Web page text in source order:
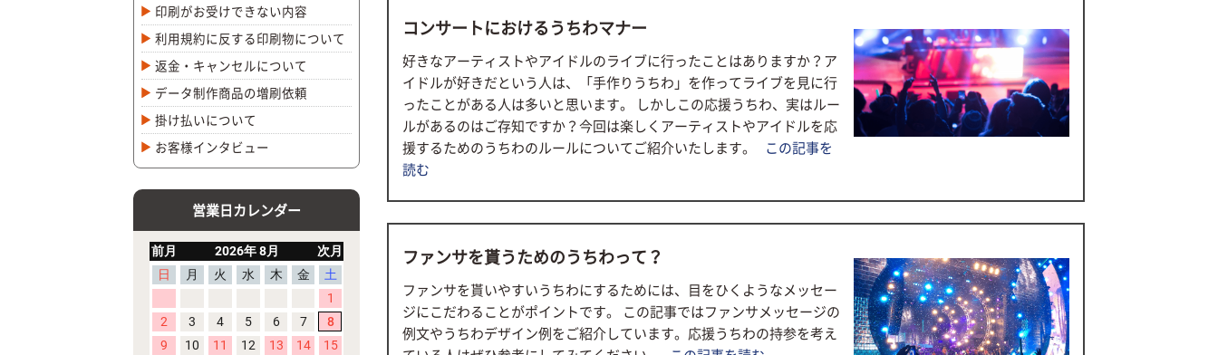
印刷がお受けできない内容
利用規約に反する印刷物について
返金・キャンセルについて
データ制作商品の増刷依頼
掛け払いについて
お客様インタビュー
営業日カレンダー
コンサートにおけるうちわマナー
好きなアーティストやアイドルのライブに行ったことはありますか？ア
イドルが好きだという人は、「手作りうちわ」を作ってライブを見に行
ったことがある人は多いと思います。 しかしこの応援うちわ、実はルー
ルがあるのはご存知ですか？今回は楽しくアーティストやアイドルを応
援するためのうちわのルールについてご紹介いたします。
この記事を
読む
ファンサを貰うためのうちわって？
ファンサを貰いやすいうちわにするためには、目をひくようなメッセー
ジにこだわることがポイントです。 この記事ではファンサメッセージの
例文やうちわデザイン例をご紹介しています。応援うちわの持参を考え